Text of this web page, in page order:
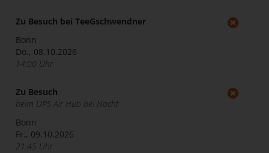
Zu Besuch bei TeeGschwendner
Bonn
Do., 08.10.2026
14:00 Uhr
Zu Besuch
beim UPS Air Hub bei Nacht
Bonn
Fr., 09.10.2026
21:45 Uhr